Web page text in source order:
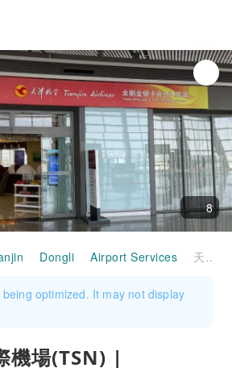
8
Dongli Airport Services 天津濱海國際機場(TSN) | Terminal 2 | Tianjin Airlines First Class Lounge | 貴賓室服務
optimized. It may not display
機場(TSN) |